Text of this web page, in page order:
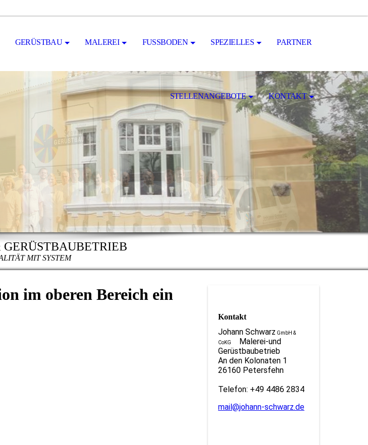
GERÜSTBAU MALEREI FUSSBODEN SPEZIELLES PARTNER
STELLENANGEBOTE KONTAKT
MIT SYSTEM
im oberen Bereich ein
Kontakt
Johann Schwarz GmbH &
CoKG
Malerei-und
Gerüstbaubetrieb
An den Kolonaten 1
26160 Petersfehn
Telefon: +49 4486 2834
mail@johann-schwarz.de